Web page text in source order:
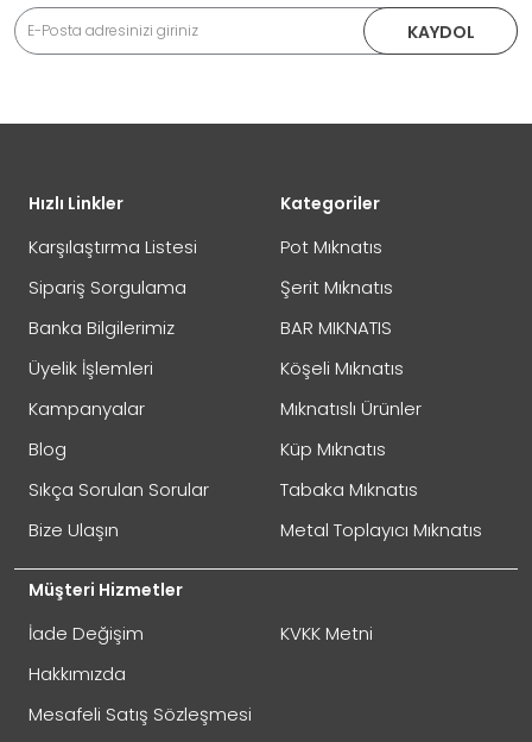
Adınız Soyadınız
Yorumunuz
Not:HTML'e dönüştürülmez!
Oylama
Kötü
İade veya Değişim İşlemini Nasıl Yapabilirim?
DEĞİŞİM
KAYDOL
Hızlı Linkler
Karşılaştırma Listesi
Sipariş Sorgulama
Banka Bilgilerimiz
Üyelik İşlemleri
Kampanyalar
Blog
Sıkça Sorulan Sorular
Bize Ulaşın
Müşteri Hizmetler
İade Değişim
Hakkımızda
Mesafeli Satış Sözleşmesi
KVKK Metni
Kategoriler
Pot Mıknatıs
Şerit Mıknatıs
BAR MIKNATIS
Köşeli Mıknatıs
Mıknatıslı Ürünler
Küp Mıknatıs
Tabaka Mıknatıs
Metal Toplayıcı Mıknatıs